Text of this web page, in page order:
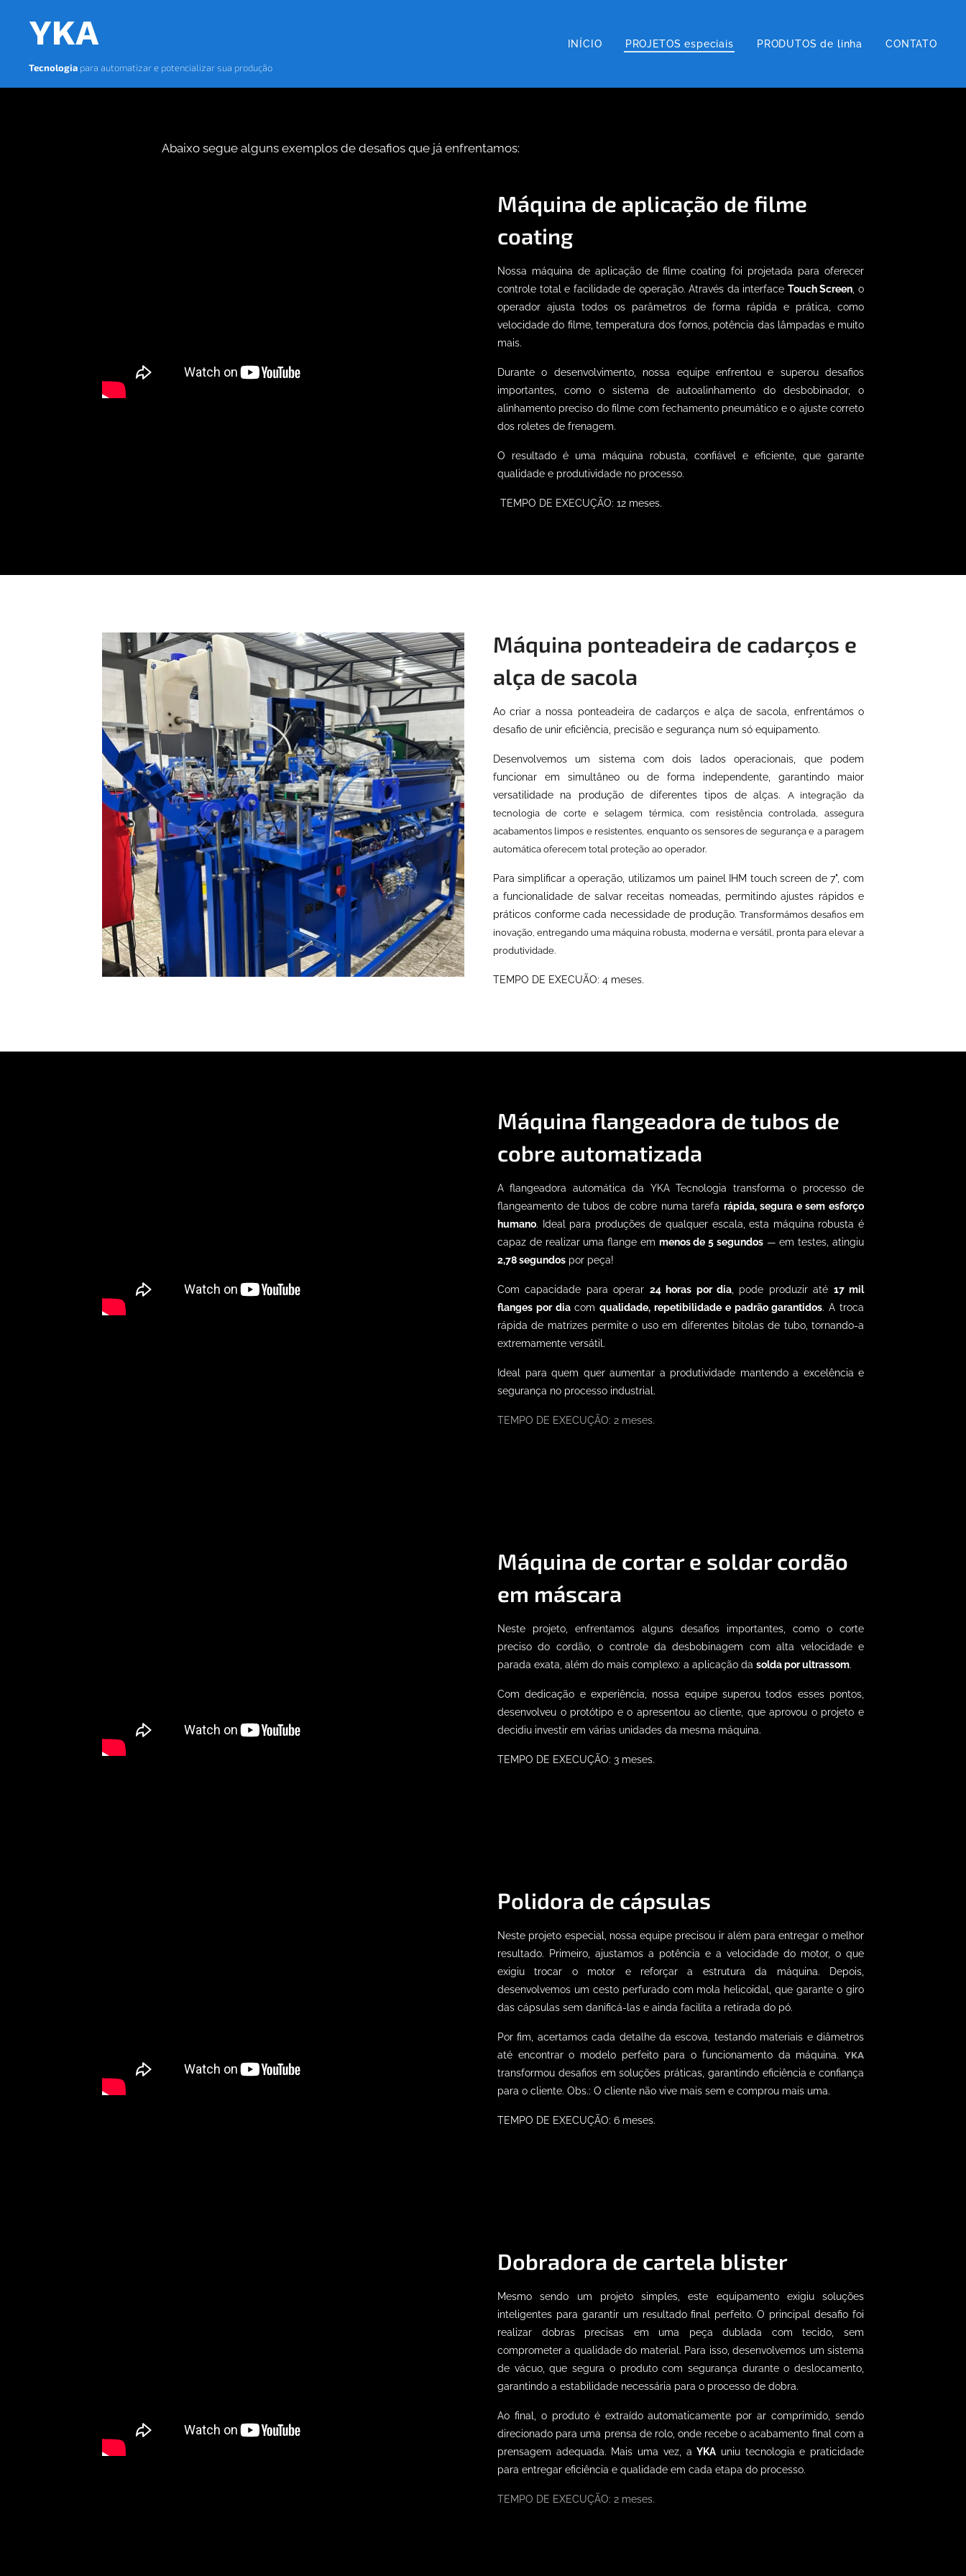
YKA
Tecnologia para automatizar e potencializar sua produção
INÍCIO PROJETOS especiais PRODUTOS de linha CONTATO
Abaixo segue alguns exemplos de desafios que já enfrentamos:
Máquina de aplicação de filme
coating
Nossa máquina de aplicação de filme coating foi projetada para oferecer
controle total e facilidade de operação. Através da interface Touch Screen , o
operador ajusta todos os parâmetros de forma rápida e prática, como
velocidade do filme, temperatura dos fornos, potência das lâmpadas e muito
mais.
Durante o desenvolvimento, nossa equipe enfrentou e superou desafios
importantes, como o sistema de autoalinhamento do desbobinador, o
alinhamento preciso do filme com fechamento pneumático e o ajuste correto
dos roletes de frenagem.
O resultado é uma máquina robusta, confiável e eficiente, que garante
qualidade e produtividade no processo.
TEMPO DE EXECUÇÃO: 12 meses.
Máquina ponteadeira de cadarços e
alça de sacola
Ao criar a nossa ponteadeira de cadarços e alça de sacola, enfrentámos o
desafio de unir eficiência, precisão e segurança num só equipamento.
Desenvolvemos um sistema com dois lados operacionais, que podem
funcionar em simultâneo ou de forma independente, garantindo maior
versatilidade na produção de diferentes tipos de alças. A integração da
tecnologia de corte e selagem térmica, com resistência controlada, assegura
acabamentos limpos e resistentes, enquanto os sensores de segurança e a paragem
automática oferecem total proteção ao operador.
Para simplificar a operação, utilizamos um painel IHM touch screen de 7", com
a funcionalidade de salvar receitas nomeadas, permitindo ajustes rápidos e
práticos conforme cada necessidade de produção.Transformámos desafios em
inovação, entregando uma máquina robusta, moderna e versátil, pronta para elevar a
produtividade.
TEMPO DE EXECUÃO: 4 meses.
Máquina flangeadora de tubos de
cobre automatizada
A flangeadora automática da YKA Tecnologia transforma o processo de
flangeamento de tubos de cobre numa tarefa rápida, segura e sem esforço
humano. Ideal para produções de qualquer escala, esta máquina robusta é
capaz de realizar uma flange em menos de 5 segundos— em testes, atingiu
2,78 segundos por peça!
Com capacidade para operar 24 horas por dia, pode produzir até 17 mil
flanges por diacomqualidade, repetibilidade e padrão garantidos. A troca
rápida de matrizes permite o uso em diferentes bitolas de tubo, tornando-a
extremamente versátil.
Ideal para quem quer aumentar a produtividade mantendo a excelência e
segurança no processo industrial.
TEMPO DE EXECUÇÃO: 2 meses.
Máquina de cortar e soldar cordão
em máscara
Neste projeto, enfrentamos alguns desafios importantes, como o corte
preciso do cordão, o controle da desbobinagem com alta velocidade e
parada exata, além do mais complexo: a aplicação da solda por ultrassom.
Com dedicação e experiência, nossa equipe superou todos esses pontos,
desenvolveu o protótipo e o apresentou ao cliente, que aprovou o projeto e
decidiu investir em várias unidades da mesma máquina.
TEMPO DE EXECUÇÃO: 3 meses.
Polidora de cápsulas
Neste projeto especial, nossa equipe precisou ir além para entregar o melhor
resultado.
Primeiro, ajustamos a potência e a velocidade do motor, o que
exigiu trocar o motor e reforçar a estrutura da máquina. Depois,
desenvolvemos um cesto perfurado com mola helicoidal, que garante o giro
das cápsulas sem danificá-las e ainda facilita a retirada do pó.
Por fim, acertamos cada detalhe da escova, testando materiais e diâmetros
até encontrar o modelo perfeito para o funcionamento da máquina.YKA
transformou desafios em soluções práticas, garantindo eficiência e confiança
para o cliente. Obs.: O cliente não vive mais sem e comprou mais uma.
TEMPO DE EXECUÇÃO: 6 meses.
Dobradora de cartela blister
Mesmo sendo um projeto simples, este equipamento exigiu soluções
inteligentes para garantir um resultado final perfeito. O principal desafio foi
realizar dobras precisas em uma peça dublada com tecido, sem
comprometer a qualidade do material. Para isso, desenvolvemos um sistema
de vácuo, que segura o produto com segurança durante o deslocamento,
garantindo a estabilidade necessária para o processo de dobra.
Ao final, o produto é extraído automaticamente por ar comprimido, sendo
direcionado para uma prensa de rolo, onde recebe o acabamento final com a
prensagem adequada. Mais uma vez, aYKA uniu tecnologia e praticidade
para entregar eficiência e qualidade em cada etapa do processo.
TEMPO DE EXECUÇÃO: 2 meses.